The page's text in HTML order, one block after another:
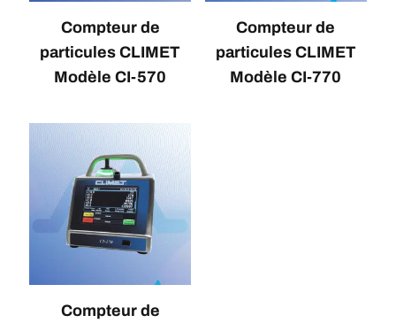
Compteur de
particules CLIMET
Modèle CI-570
Compteur de
particules CLIMET
Modèle CI-770
Compteur de